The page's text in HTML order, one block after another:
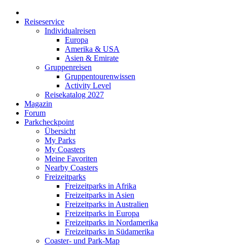
Reiseservice
Individualreisen
Europa
Amerika & USA
Asien & Emirate
Gruppenreisen
Gruppentourenwissen
Activity Level
Reisekatalog 2027
Magazin
Forum
Parkcheckpoint
Übersicht
My Parks
My Coasters
Meine Favoriten
Nearby Coasters
Freizeitparks
Freizeitparks in Afrika
Freizeitparks in Asien
Freizeitparks in Australien
Freizeitparks in Europa
Freizeitparks in Nordamerika
Freizeitparks in Südamerika
Coaster- und Park-Map